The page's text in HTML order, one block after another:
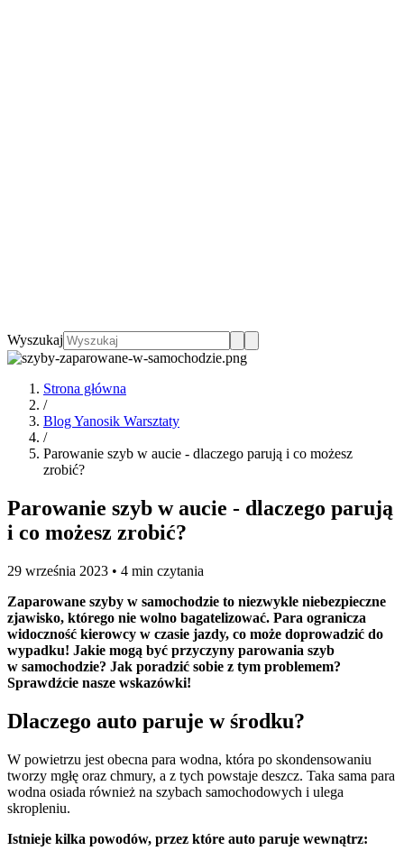
Wyszukaj
Strona główna
/
Blog Yanosik Warsztaty
/
Parowanie szyb w aucie - dlaczego parują i co możesz
zrobić?
Parowanie szyb w aucie - dlaczego parują
i co możesz zrobić?
29 września 2023 • 4 min czytania
Zaparowane szyby w samochodzie to niezwykle niebezpieczne
zjawisko, którego nie wolno bagatelizować. Para ogranicza
widoczność kierowcy w czasie jazdy, co może doprowadzić do
wypadku! Jakie mogą być przyczyny parowania szyb
w samochodzie? Jak poradzić sobie z tym problemem?
Sprawdźcie nasze wskazówki!
Dlaczego auto paruje w środku?
W powietrzu jest obecna para wodna, która po skondensowaniu
tworzy mgłę oraz chmury, a z tych powstaje deszcz. Taka sama para
wodna osiada również na szybach samochodowych i ulega
skropleniu.
Istnieje kilka powodów, przez które auto paruje wewnątrz: